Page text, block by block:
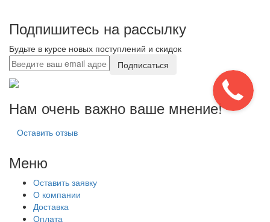
Подпишитесь на рассылку
Будьте в курсе новых поступлений и скидок
Подписаться
Нам очень важно ваше мнение!
Оставить отзыв
Меню
Оставить заявку
О компании
Доставка
Оплата